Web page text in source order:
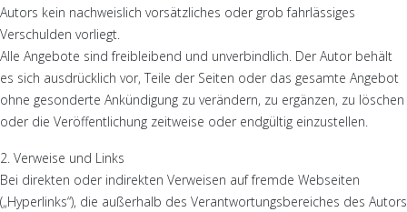
Autors kein nachweislich vorsätzliches oder grob fahrlässiges
Verschulden vorliegt.
Alle Angebote sind freibleibend und unverbindlich. Der Autor behält
es sich ausdrücklich vor, Teile der Seiten oder das gesamte Angebot
ohne gesonderte Ankündigung zu verändern, zu ergänzen, zu löschen
oder die Veröffentlichung zeitweise oder endgültig einzustellen.
2. Verweise und Links
Bei direkten oder indirekten Verweisen auf fremde Webseiten
(„Hyperlinks“), die außerhalb des Verantwortungsbereiches des Autors